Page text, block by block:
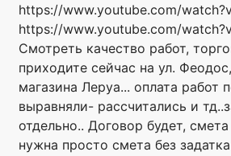
https://www.youtube.com/
https://www.youtube.com/
Смотреть качество работ,
приходите сейчас на ул.
магазина Леруа... оплата работ
выравняли- рассчитались и
отдельно.. Договор будет,
нужна просто смета без